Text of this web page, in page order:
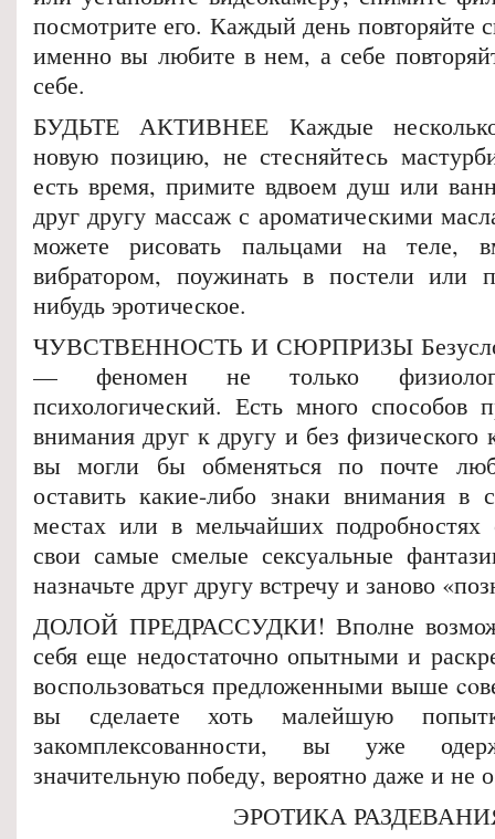
посмотрите его. Каждый день повторяйте
именно вы любите в нем, а себе
себе.
БУДЬТЕ АКТИВНЕЕ Каждые
новую позицию, не стесняйтесь
есть время, примите вдвоем душ или
друг другу массаж с ароматическими
можете рисовать пальцами на теле,
вибратором, поужинать в постели или
нибудь эротическое.
ЧУВСТВЕННОСТЬ И СЮРПРИЗЫ
— феномен не только
психологический. Есть много способов
внимания друг к другу и без физического
вы могли бы обменяться по почте
оставить какие-либо знаки внимания в
местах или в мельчайших подробностях
свои самые смелые сексуальные
назначьте друг другу встречу и заново
ДОЛОЙ ПРЕДРАССУДКИ! Вполне
себя еще недостаточно опытными и
воспользоваться предложенными выше
вы сделаете хоть малейшую
закомплексованности, вы уже
значительную победу, вероятно даже и не
ЭРОТИКА